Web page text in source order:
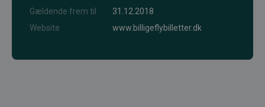
Gældende frem til
31.12.2018
Website
www.billigeflybilletter.dk